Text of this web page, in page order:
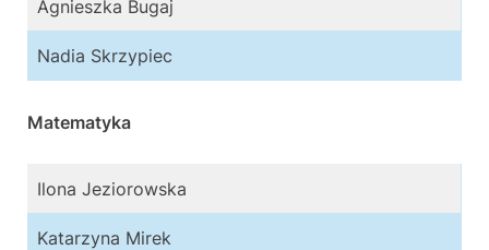
Agnieszka Bugaj
Nadia Skrzypiec
Matematyka
Ilona Jeziorowska
Katarzyna Mirek